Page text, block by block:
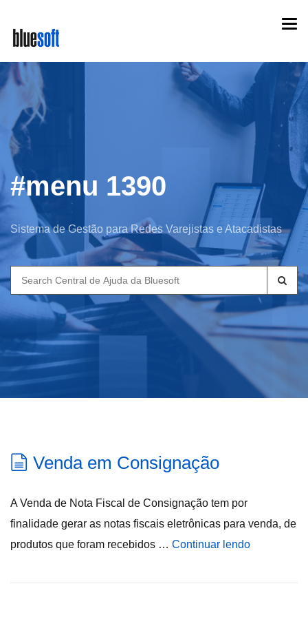
main
content
#menu 1390
Sistema de Gestão para Redes Varejistas e Atacadistas
Search
for:
Venda em Consignação
A Venda de Nota Fiscal de Consignação tem por
finalidade gerar as notas fiscais eletrônicas para venda, de
produtos que foram recebidos … Continuar lendo